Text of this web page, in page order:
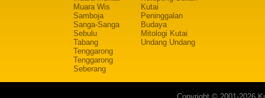
Muara Wis
Samboja
Sanga-Sanga
Sebulu
Tabang
Tenggarong
Tenggarong
Seberang
Kutai
Peninggalan
Budaya
Mitologi Kutai
Undang Undang